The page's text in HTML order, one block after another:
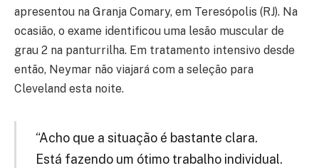
apresentou na Granja Comary, em Teresópolis (RJ). Na
ocasião, o exame identificou uma lesão muscular de
grau 2 na panturrilha. Em tratamento intensivo desde
então, Neymar não viajará com a seleção para
Cleveland esta noite.
“Acho que a situação é bastante clara.
Está fazendo um ótimo trabalho individual.